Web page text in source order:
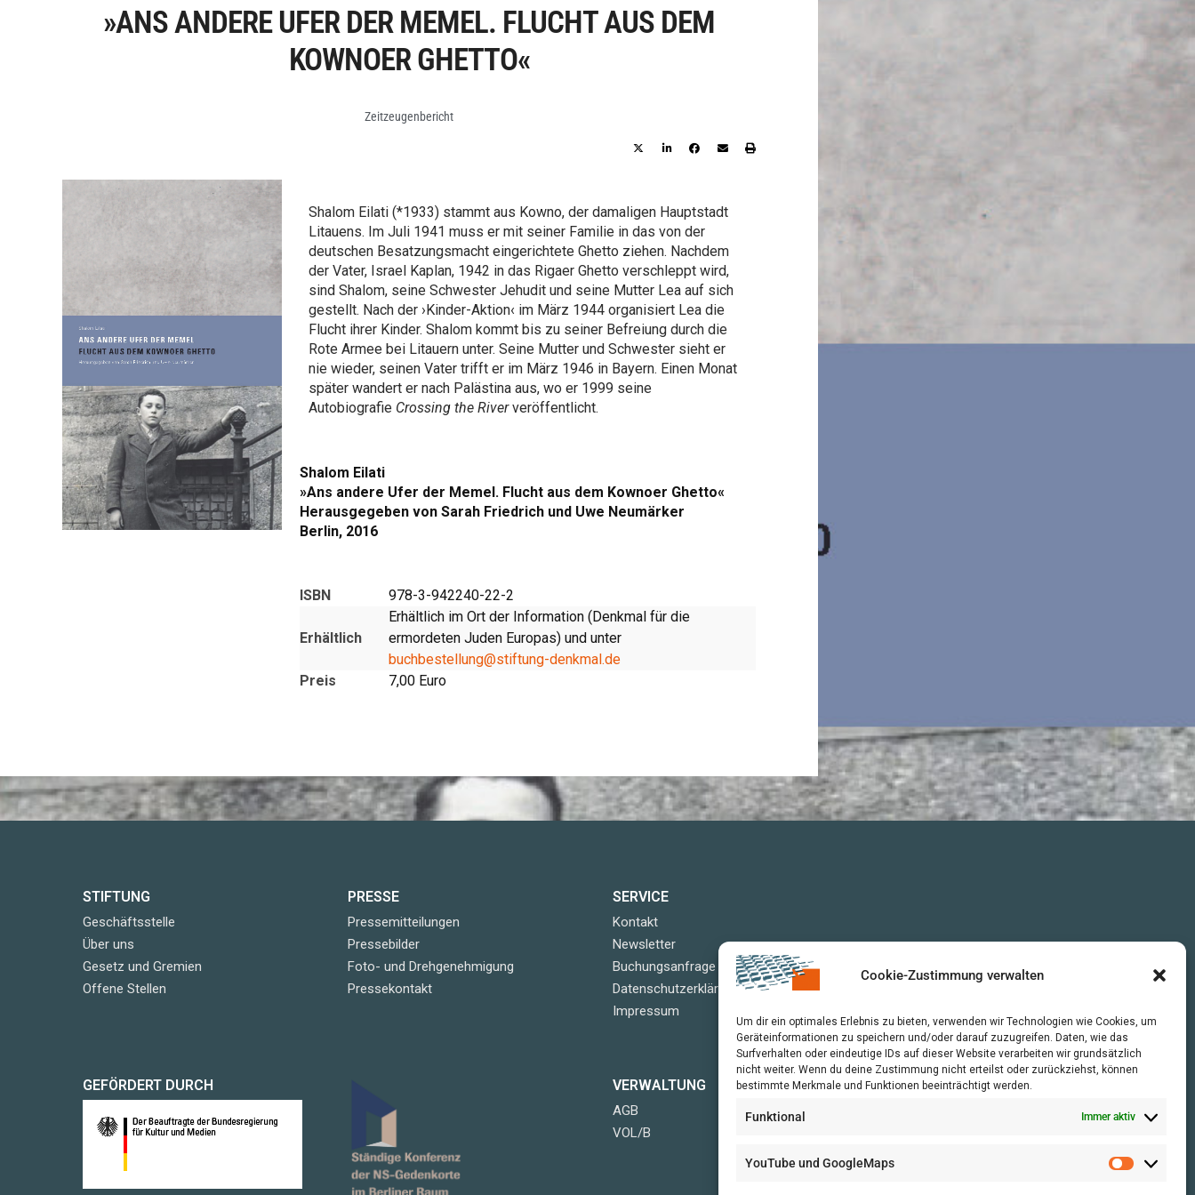
Cookie-Zustimmung verwalten
Um dir ein optimales Erlebnis zu bieten, verwenden wir Technologien wie Cookies, um
Geräteinformationen zu speichern und/oder darauf zuzugreifen. Daten, wie das
Surfverhalten oder eindeutige IDs auf dieser Website verarbeiten wir grundsätzlich
nicht weiter. Wenn du deine Zustimmung nicht erteilst oder zurückziehst, können
bestimmte Merkmale und Funktionen beeinträchtigt werden.
Funktional Immer aktiv
YouTube und GoogleMaps
»ANS ANDERE UFER DER MEMEL. FLUCHT AUS DEM
KOWNOER GHETTO«
Zeitzeugenbericht
Shalom Eilati (*1933) stammt aus Kowno, der damaligen Hauptstadt
Litauens. Im Juli 1941 muss er mit seiner Familie in das von der
deutschen Besatzungsmacht eingerichtete Ghetto ziehen. Nachdem
der Vater, Israel Kaplan, 1942 in das Rigaer Ghetto verschleppt wird,
sind Shalom, seine Schwester Jehudit und seine Mutter Lea auf sich
gestellt. Nach der ›Kinder-Aktion‹ im März 1944 organisiert Lea die
Flucht ihrer Kinder. Shalom kommt bis zu seiner Befreiung durch die
Rote Armee bei Litauern unter. Seine Mutter und Schwester sieht er
nie wieder, seinen Vater trifft er im März 1946 in Bayern. Einen Monat
später wandert er nach Palästina aus, wo er 1999 seine
Autobiografie Crossing the Riververöffentlicht.
Shalom Eilati
»Ans andere Ufer der Memel. Flucht aus dem Kownoer Ghetto«
Herausgegeben von Sarah Friedrich und Uwe Neumärker
Berlin, 2016
ISBN 978-3-942240-22-2
Erhältlich
Erhältlich im Ort der Information (Denkmal für die
ermordeten Juden Europas) und unter
buchbestellung@stiftung-denkmal.de
Preis
7,00 Euro
STIFTUNG
Geschäftsstelle
Über uns
Gesetz und Gremien
Offene Stellen
PRESSE
Pressemitteilungen
Pressebilder
Foto- und Drehgenehmigung
Pressekontakt
SERVICE
Kontakt
Newsletter
Buchungsanfrage
Datenschutzerklärung
Impressum
GEFÖRDERT DURCH VERWALTUNG
AGB
VOL/B